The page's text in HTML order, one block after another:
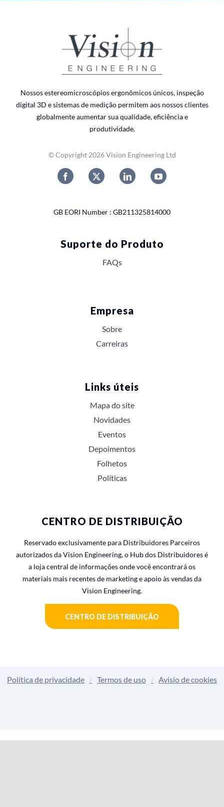
Nossos estereomicroscópios ergonômicos únicos, inspeção
digital 3D e sistemas de medição permitem aos nossos clientes
globalmente aumentar sua qualidade, eficiência e
produtividade.
© Copyright 2026 Vision Engineering Ltd
GB EORI Number : GB211325814000
Suporte do Produto
FAQs
Empresa
Sobre
Carreiras
Links úteis
Mapa do site
Novidades
Eventos
Depoimentos
Folhetos
Políticas
CENTRO DE DISTRIBUIÇÃO
Reservado exclusivamente para Distribuidores Parceiros
autorizados da Vision Engineering, o Hub dos Distribuidores é
a loja central de informações onde você encontrará os
materiais mais recentes de marketing e apoio às vendas da
Vision Engineering.
CENTRO DE DISTRIBUIÇÃO
Política de privacidade Termos de uso Avisio de cookies